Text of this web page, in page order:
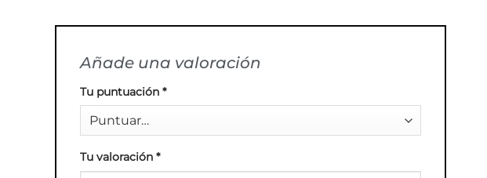
Añade una valoración
Tu puntuación *
Tu valoración *